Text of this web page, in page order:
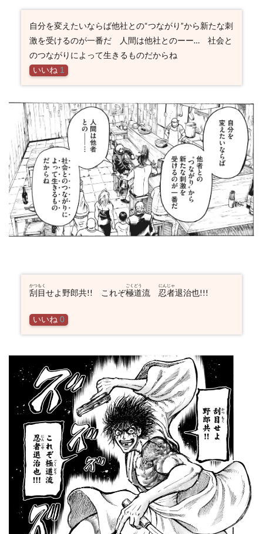
自分を変えたいならば他社との“つながり”から新たな刺
激を受けるのが一番だ 人間は他社とのーー… 社会と
のつながりによって生きるものだからね
いいね 1
刮目
かつもく
せよ野郎共!! これぞ極道
ごくどう
流 忍者
にんじゃ
退治也!!!
いいね 0